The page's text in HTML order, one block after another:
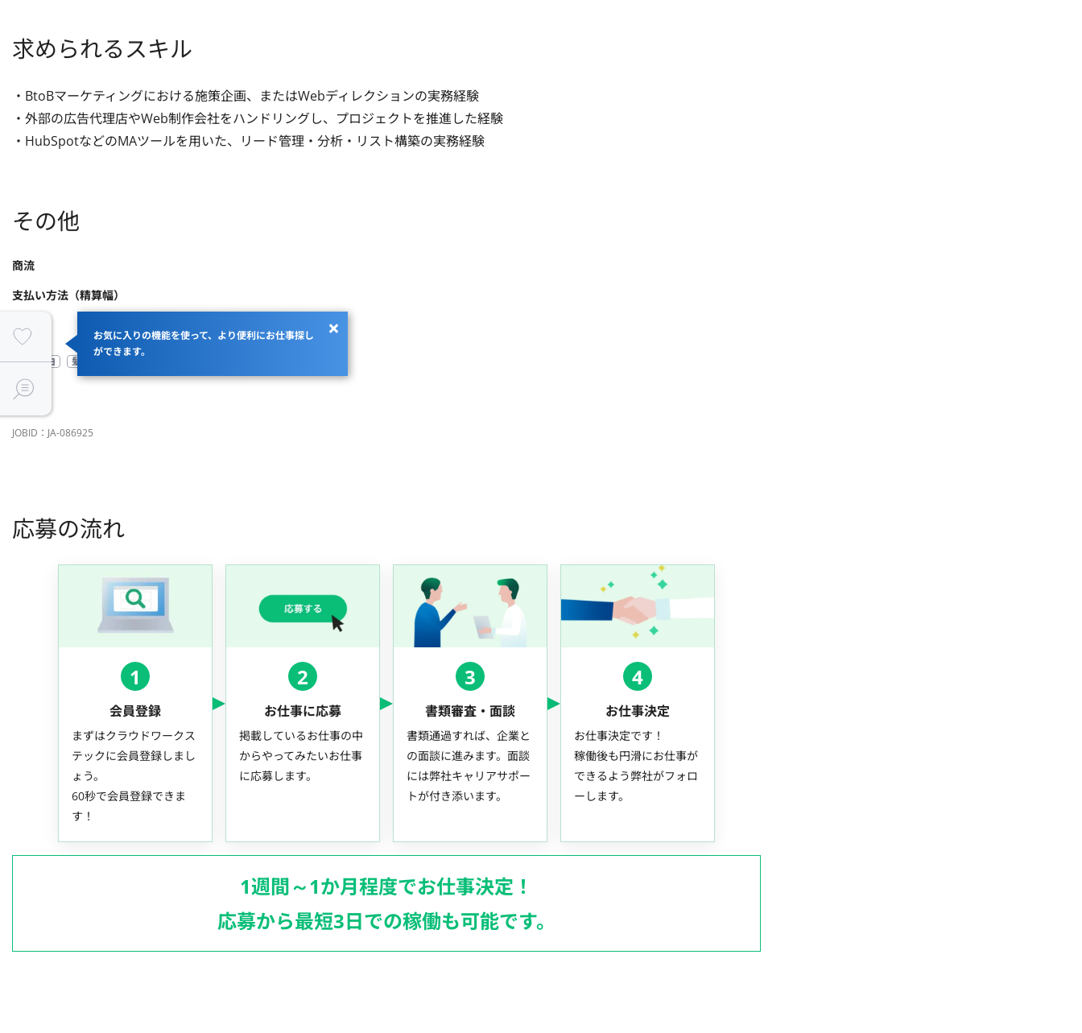
お気に入りの機能を使って、より便利にお仕事探し
ができます。
求められるスキル
・BtoBマーケティングにおける施策企画、またはWebディレクションの実務経験
・外部の広告代理店やWeb制作会社をハンドリングし、プロジェクトを推進した経験
・HubSpotなどのMAツールを用いた、リード管理・分析・リスト構築の実務経験
その他
商流
支払い方法（精算幅）
服装自由 髪型自由
JOBID：JA-086925
応募の流れ
1
会員登録
まずはクラウドワークス
テックに会員登録しまし
ょう。
60秒で会員登録できま
す！
2
お仕事に応募
掲載しているお仕事の中
からやってみたいお仕事
に応募します。
3
書類審査・面談
書類通過すれば、企業と
の面談に進みます。面談
には弊社キャリアサポー
トが付き添います。
4
お仕事決定
お仕事決定です！
稼働後も円滑にお仕事が
できるよう弊社がフォロ
ーします。
1週間～1か月程度でお仕事決定！
応募から最短3日での稼働も可能です。